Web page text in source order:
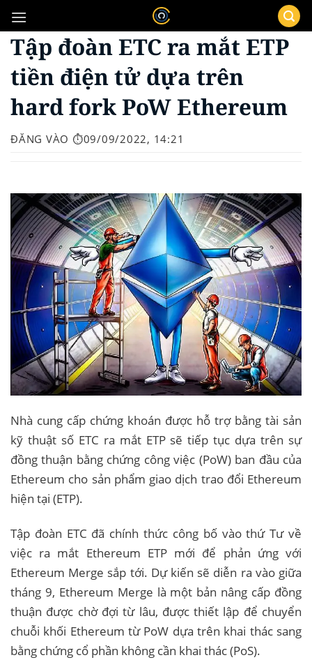
qua
nội
Tập đoàn ETC ra mắt ETP
tiền điện tử dựa trên
hard fork PoW Ethereum
ĐĂNG VÀO ⏱️09/09/2022, 14:21
Nhà cung cấp chứng khoán được hỗ trợ bằng tài sản
kỹ thuật số ETC ra mắt ETP sẽ tiếp tục dựa trên sự
đồng thuận bằng chứng công việc (PoW) ban đầu của
Ethereum cho sản phẩm giao dịch trao đổi Ethereum
hiện tại (ETP).
Tập đoàn ETC đã chính thức công bố vào thứ Tư về
việc ra mắt Ethereum ETP mới để phản ứng với
Ethereum Merge sắp tới. Dự kiến ​​sẽ diễn ra vào giữa
tháng 9, Ethereum Merge là một bản nâng cấp đồng
thuận được chờ đợi từ lâu, được thiết lập để chuyển
chuỗi khối Ethereum từ PoW dựa trên khai thác sang
bằng chứng cổ phần không cần khai thác (PoS).